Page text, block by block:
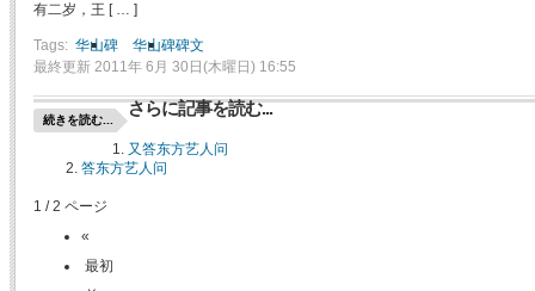
有二岁，王 [ … ]
Tags: 华山碑
华山碑碑文
最終更新 2011年 6月 30日(木曜日) 16:55
続きを読む...
さらに記事を読む...
又答东方艺人问
答东方艺人问
1 / 2 ページ
«
最初